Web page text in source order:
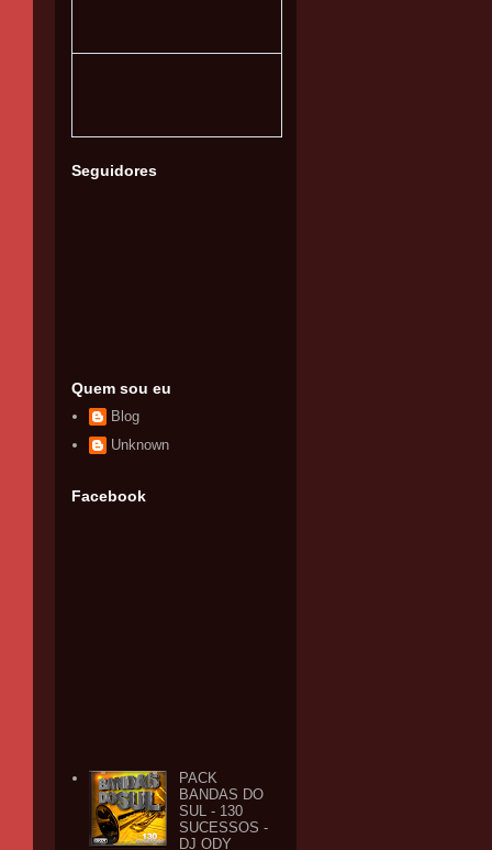
Seguidores
Quem sou eu
Blog
Unknown
Facebook
PACK
BANDAS DO
SUL - 130
SUCESSOS -
DJ ODY